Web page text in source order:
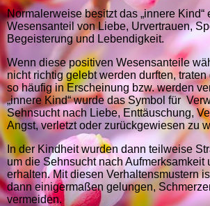
Normalerweise besitzt das „innere Kind“
Wesensanteil von Liebe, Urvertrauen,
Begeisterung und Lebendigkeit.
Wenn diese positiven Wesensanteile
nicht richtig gelebt werden durften,
so häufig in Erscheinung bzw. werden
„innere Kind“ wurde das Symbol für
Sehnsucht nach Liebe, Enttäuschung,
Angst, verletzt oder zurückgewiesen zu
In der Kindheit wurden dann teilweise
um die Sehnsucht nach Aufmerksamkeit
erhalten. Mit diesen Verhaltensmustern
dann einigermaßen gelungen,
vermeiden.